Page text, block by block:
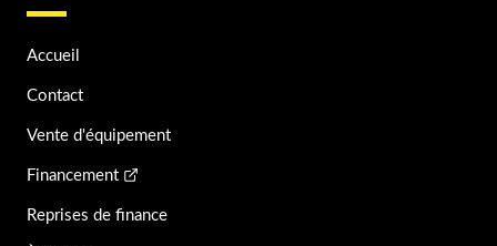
Accueil
Contact
Vente d'équipement
Financement
Reprises de finance